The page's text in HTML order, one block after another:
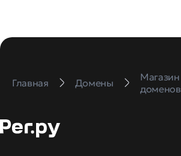
Главная Домены
Магазин
доменов